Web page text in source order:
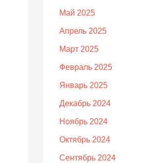
Май 2025
Апрель 2025
Март 2025
Февраль 2025
Январь 2025
Декабрь 2024
Ноябрь 2024
Октябрь 2024
Сентябрь 2024